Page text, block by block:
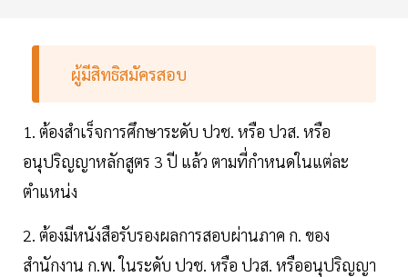
ผู้มีสิทธิสมัครสอบ
1. ต้องสำเร็จการศึกษาระดับ ปวช. หรือ ปวส. หรือ
อนุปริญญาหลักสูตร 3 ปี แล้ว ตามที่กำหนดในแต่ละ
ตำแหน่ง
2. ต้องมีหนังสือรับรองผลการสอบผ่านภาค ก. ของ
สำนักงาน ก.พ. ในระดับ ปวช. หรือ ปวส. หรืออนุปริญญา